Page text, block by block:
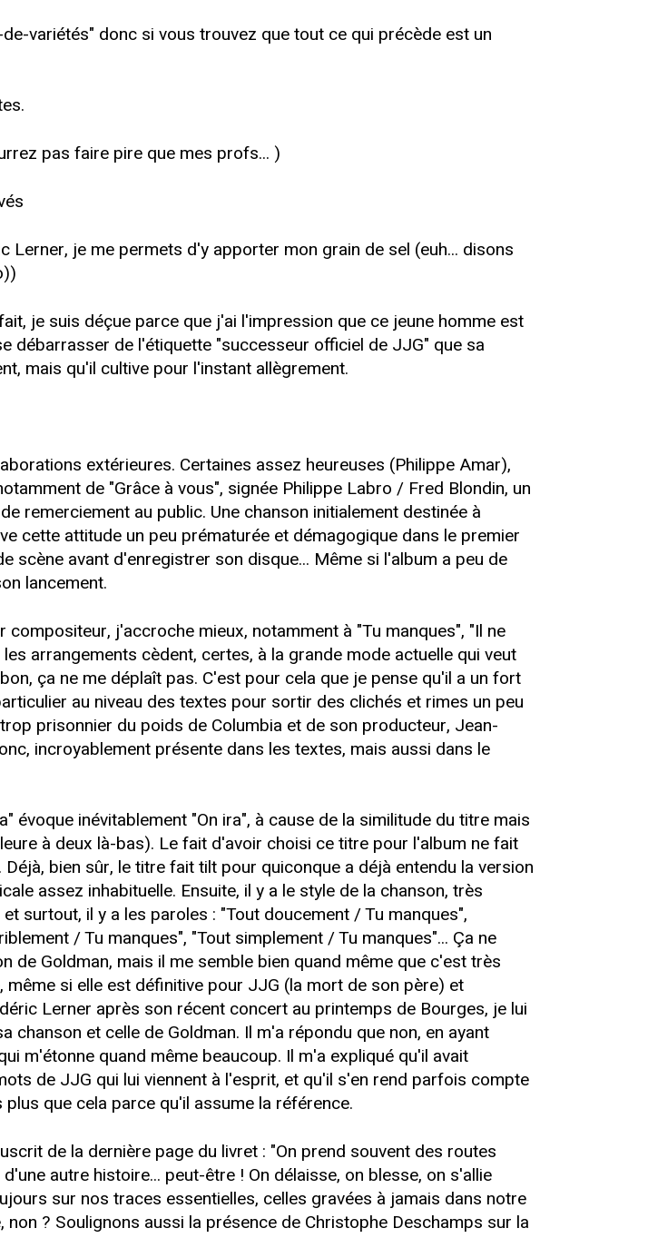
variétés" donc si vous trouvez que tout ce qui précède est un
pas faire pire que mes profs... )
je me permets d'y apporter mon grain de sel (euh... disons
je suis déçue parce que j'ai l'impression que ce jeune homme est
débarrasser de l'étiquette "successeur officiel de JJG" que sa
mais qu'il cultive pour l'instant allègrement.
extérieures. Certaines assez heureuses (Philippe Amar),
de "Grâce à vous", signée Philippe Labro / Fred Blondin, un
remerciement au public. Une chanson initialement destinée à
cette attitude un peu prématurée et démagogique dans le premier
scène avant d'enregistrer son disque... Même si l'album a peu de
lancement.
j'accroche mieux, notamment à "Tu manques", "Il ne
arrangements cèdent, certes, à la grande mode actuelle qui veut
ça ne me déplaît pas. C'est pour cela que je pense qu'il a un fort
au niveau des textes pour sortir des clichés et rimes un peu
prisonnier du poids de Columbia et de son producteur, Jean-
incroyablement présente dans les textes, mais aussi dans le
évoque inévitablement "On ira", à cause de la similitude du titre mais
à deux là-bas). Le fait d'avoir choisi ce titre pour l'album ne fait
bien sûr, le titre fait tilt pour quiconque a déjà entendu la version
assez inhabituelle. Ensuite, il y a le style de la chanson, très
surtout, il y a les paroles : "Tout doucement / Tu manques",
/ Tu manques", "Tout simplement / Tu manques"... Ça ne
de Goldman, mais il me semble bien quand même que c'est très
si elle est définitive pour JJG (la mort de son père) et
Lerner après son récent concert au printemps de Bourges, je lui
et celle de Goldman. Il m'a répondu que non, en ayant
m'étonne quand même beaucoup. Il m'a expliqué qu'il avait
de JJG qui lui viennent à l'esprit, et qu'il s'en rend parfois compte
que cela parce qu'il assume la référence.
de la dernière page du livret : "On prend souvent des routes
autre histoire... peut-être ! On délaisse, on blesse, on s'allie
sur nos traces essentielles, celles gravées à jamais dans notre
? Soulignons aussi la présence de Christophe Deschamps sur la